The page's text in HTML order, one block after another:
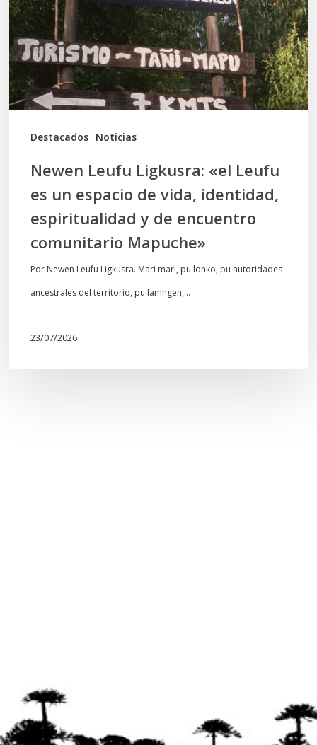
Destacados Noticias
Leufu
es
un
espacio
de
vida,
espiritualidad
encuentro
comunitario
Mapuche»
Newen Leufu Ligkusra: «el Leufu
es un espacio de vida, identidad,
espiritualidad y de encuentro
comunitario Mapuche»
Por Newen Leufu Ligkusra. Mari mari, pu lonko, pu autoridades
ancestrales del territorio, pu lamngen,…
23/07/2026